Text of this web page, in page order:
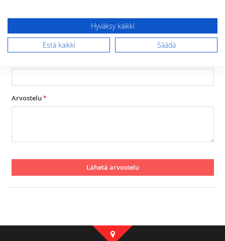
star
stars
stars
stars
stars
Arvostelu
Lähetä arvostelu
Hyväksy kaikki
Estä kaikki Säädä